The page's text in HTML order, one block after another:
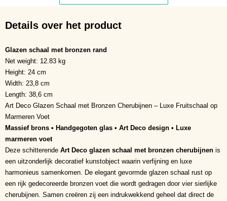
Details over het product
Glazen schaal met bronzen rand
Net weight: 12.83 kg
Height: 24 cm
Width: 23,8 cm
Length: 38,6 cm
Art Deco Glazen Schaal met Bronzen Cherubijnen – Luxe Fruitschaal op
Marmeren Voet
Massief brons • Handgegoten glas • Art Deco design • Luxe
marmeren voet
Deze schitterende Art Deco glazen schaal met bronzen cherubijnen is
een uitzonderlijk decoratief kunstobject waarin verfijning en luxe
harmonieus samenkomen. De elegant gevormde glazen schaal rust op
een rijk gedecoreerde bronzen voet die wordt gedragen door vier sierlijke
cherubijnen. Samen creëren zij een indrukwekkend geheel dat direct de